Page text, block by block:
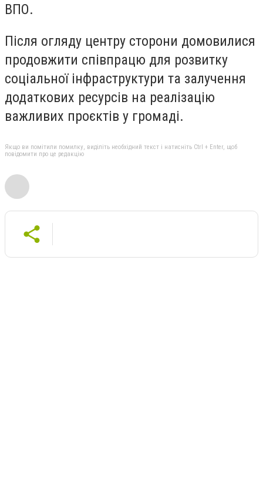
ВПО.
Після огляду центру сторони домовилися
продовжити співпрацю для розвитку
соціальної інфраструктури та залучення
додаткових ресурсів на реалізацію
важливих проєктів у громаді.
Якщо ви помітили помилку, виділіть необхідний текст і натисніть Ctrl + Enter, щоб
повідомити про це редакцію